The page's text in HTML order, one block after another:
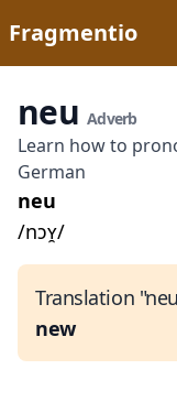
Fragmentio
neu Adverb
Learn how to
German
neu
/nɔʏ̯/
Translation
new